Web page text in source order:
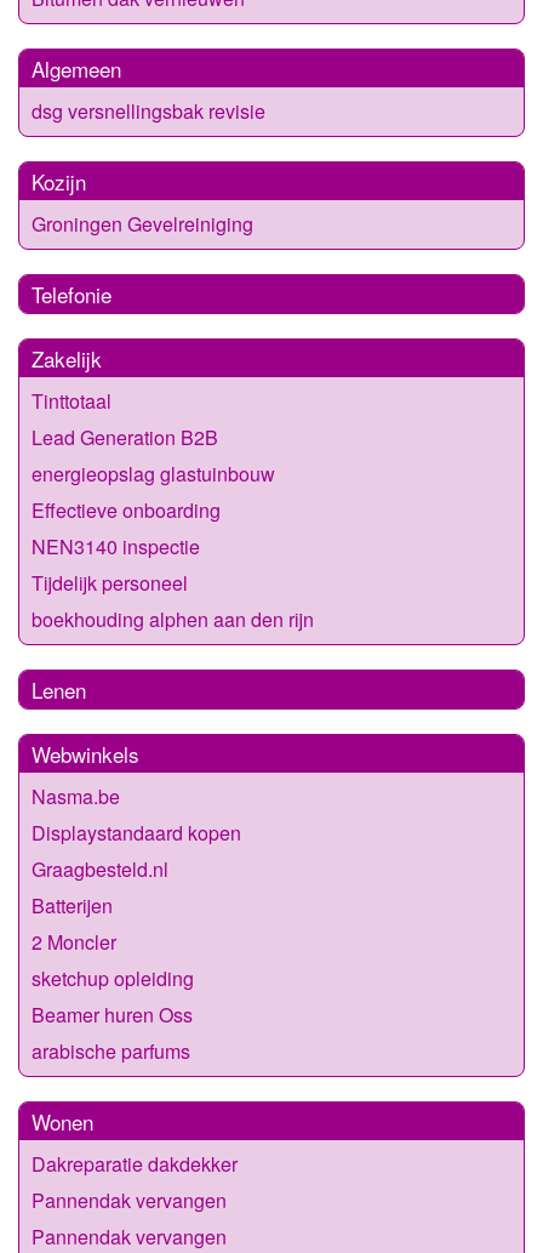
Algemeen
dsg versnellingsbak revisie
Kozijn
Groningen Gevelreiniging
Telefonie
Zakelijk
Tinttotaal
Lead Generation B2B
energieopslag glastuinbouw
Effectieve onboarding
NEN3140 inspectie
Tijdelijk personeel
boekhouding alphen aan den rijn
Lenen
Webwinkels
Nasma.be
Displaystandaard kopen
Graagbesteld.nl
Batterijen
2 Moncler
sketchup opleiding
Beamer huren Oss
arabische parfums
Wonen
Dakreparatie dakdekker
Pannendak vervangen
Pannendak vervangen